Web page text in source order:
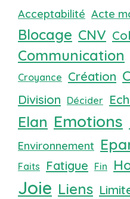
Acceptabilité Acte
Blocage CNV
Communication
Croyance Création
Division Décider
Elan Emotions
Environnement
Faits Fatigue Fin
Joie Liens